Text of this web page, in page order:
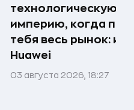
технологическую
империю, когда
тебя весь рынок:
Huawei
03 августа 2026, 18:27